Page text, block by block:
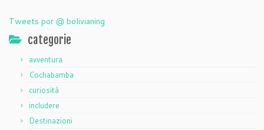
Tweets por @ bolivianing
categorie
avventura
Cochabamba
curiosità
includere
Destinazioni